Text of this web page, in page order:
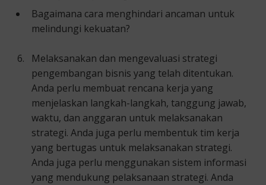
Bagaimana cara menghindari ancaman untuk
melindungi kekuatan?
Melaksanakan dan mengevaluasi strategi
pengembangan bisnis yang telah ditentukan.
Anda perlu membuat rencana kerja yang
menjelaskan langkah-langkah, tanggung jawab,
waktu, dan anggaran untuk melaksanakan
strategi. Anda juga perlu membentuk tim kerja
yang bertugas untuk melaksanakan strategi.
Anda juga perlu menggunakan sistem informasi
yang mendukung pelaksanaan strategi. Anda